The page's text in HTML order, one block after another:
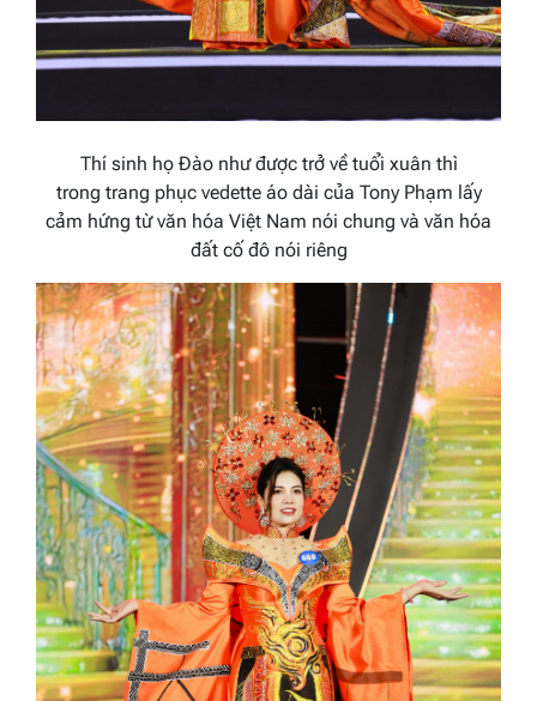
Thí sinh họĐào như được trở về tuổi xuân thì
trong trang phụcvedetteáo dài của Tony Phạm lấy
cảm hứng từ văn hóa Việt Nam nói chung và văn hóa
đất cố đô nói riêng